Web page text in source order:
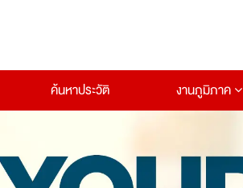
ค้นหาประวัติ งานภูมิภาค